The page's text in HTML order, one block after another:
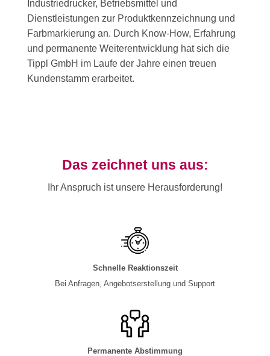
Industriedrucker, Betriebsmittel und
Dienstleistungen zur Produktkennzeichnung und
Farbmarkierung an. Durch Know-How, Erfahrung
und permanente Weiterentwicklung hat sich die
Tippl GmbH im Laufe der Jahre einen treuen
Kundenstamm erarbeitet.
Das zeichnet uns aus:
Ihr Anspruch ist unsere Herausforderung!
Schnelle Reaktionszeit
Bei Anfragen, Angebotserstellung und Support
Permanente Abstimmung